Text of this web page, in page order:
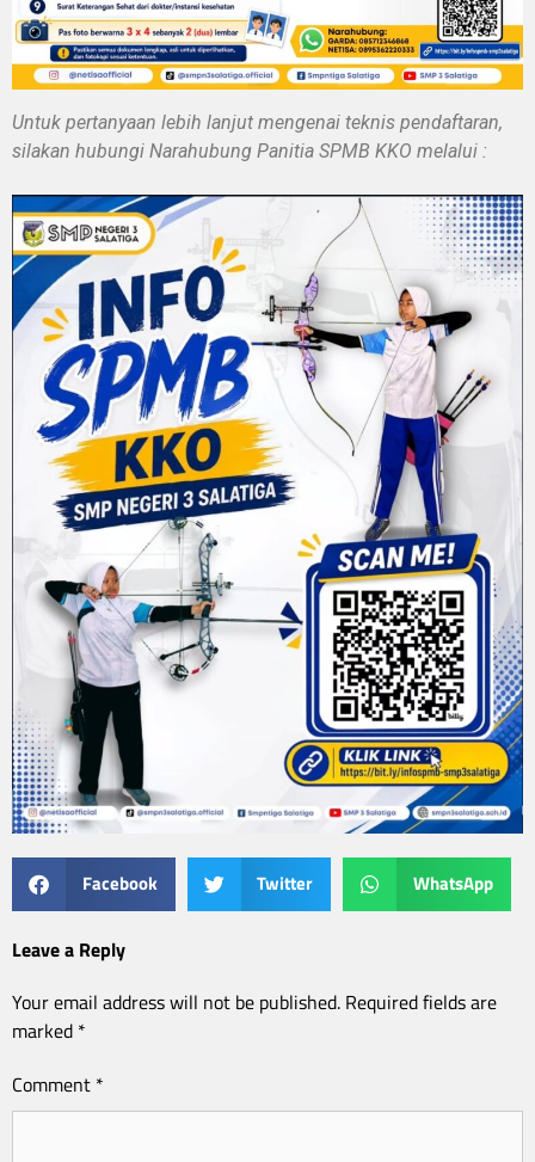
Untuk pertanyaan lebih lanjut mengenai teknis pendaftaran,
silakan hubungi Narahubung Panitia SPMB KKO melalui :
Facebook Twitter WhatsApp
Leave a Reply
Your email address will not be published. Required fields are
marked *
Comment *